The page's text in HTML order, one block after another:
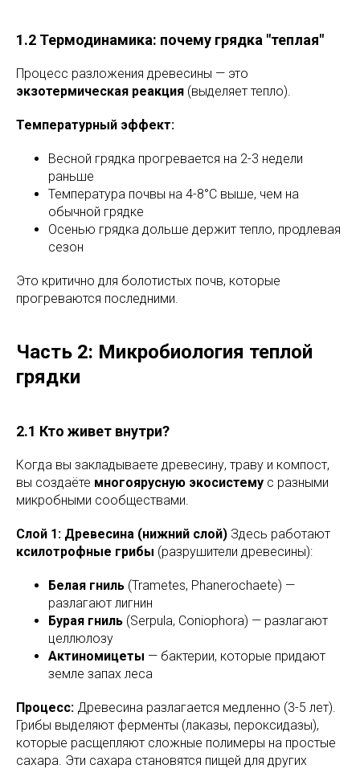
1.2 Термодинамика: почему грядка "теплая"
Процесс разложения древесины — это
экзотермическая реакция (выделяет тепло).
Температурный эффект:
Весной грядка прогревается на 2-3 недели
раньше
Температура почвы на 4-8°C выше, чем на
обычной грядке
Осенью грядка дольше держит тепло, продлевая
сезон
Это критично для болотистых почв, которые
прогреваются последними.
Часть 2: Микробиология теплой
грядки
2.1 Кто живет внутри?
Когда вы закладываете древесину, траву и компост,
вы создаёте многоярусную экосистему с разными
микробными сообществами.
Слой 1: Древесина (нижний слой) Здесь работают
ксилотрофные грибы (разрушители древесины):
Белая гниль (Trametes, Phanerochaete) —
разлагают лигнин
Бурая гниль (Serpula, Coniophora) — разлагают
целлюлозу
Актиномицеты — бактерии, которые придают
земле запах леса
Процесс: Древесина разлагается медленно (3-5 лет).
Грибы выделяют ферменты (лаказы, пероксидазы),
которые расщепляют сложные полимеры на простые
сахара. Эти сахара становятся пищей для других